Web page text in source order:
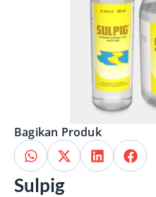
Bagikan Produk
Sulpig